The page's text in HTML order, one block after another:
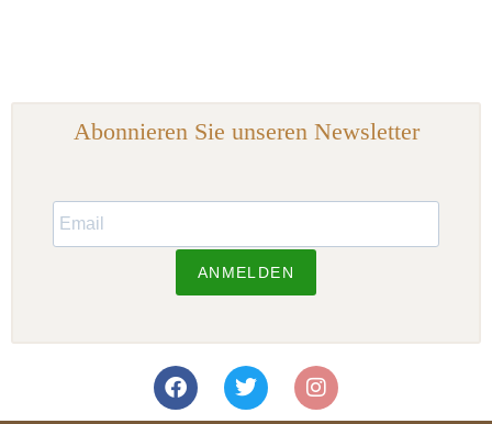
Abonnieren Sie unseren Newsletter
ANMELDEN